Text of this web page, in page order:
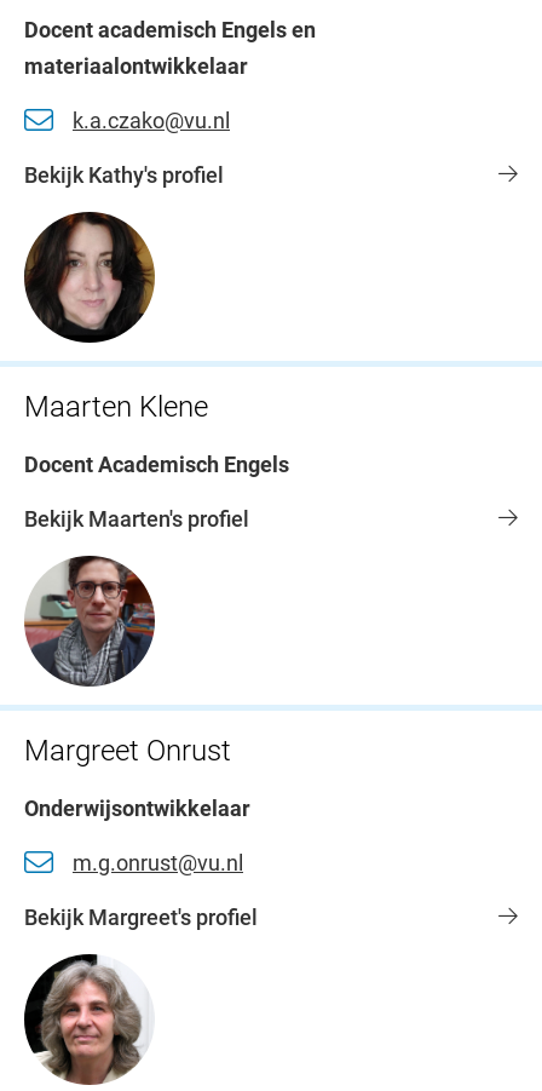
Docent academisch Engels en
materiaalontwikkelaar
k.a.czako@vu.nl
Bekijk Kathy's profiel
Maarten Klene
Docent Academisch Engels
Bekijk Maarten's profiel
Margreet Onrust
Onderwijsontwikkelaar
m.g.onrust@vu.nl
Bekijk Margreet's profiel